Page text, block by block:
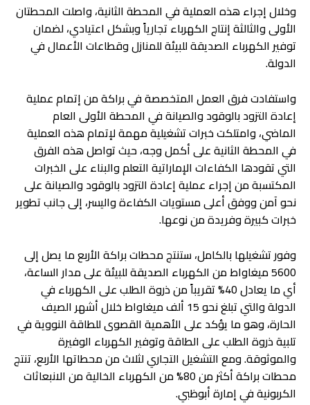
وخلال إجراء هذه العملية في المحطة الثانية، واصلت المحطتان
الأولى والثالثة إنتاج الكهرباء تجارياً وبشكل اعتيادي، لضمان
توفير الكهرباء الصديقة للبيئة للمنازل وقطاعات الأعمال في
الدولة.
واستفادت فرق العمل المتخصصة في براكة من إتمام عملية
إعادة التزود بالوقود والصيانة في المحطة الأولى العام
الماضي، وامتلكت خبرات تشغيلية مهمة لإتمام هذه العملية
في المحطة الثانية على أكمل وجه، حيث تواصل هذه الفرق
التي تقودها الكفاءات الإماراتية التعلم والبناء على الخبرات
المكتسبة من إجراء عملية إعادة التزود بالوقود والصيانة على
نحو آمن ووفق أعلى مستويات الكفاءة واليسر، إلى جانب تطوير
خبرات كبيرة وفريدة من نوعها.
وفور تشغيلها بالكامل، ستنتج محطات براكة الأربع ما يصل إلى
5600 ميغاواط من الكهرباء الصديقة للبيئة على مدار الساعة،
أي ما يعادل 40% تقريباً من ذروة الطلب على الكهرباء في
الدولة والتي تبلغ نحو 15 ألف ميغاواط خلال أشهر الصيف
الحارة، وهو ما يؤكد على الأهمية القصوى للطاقة النووية في
تلبية ذروة الطلب على الطاقة وتوفير الكهرباء الوفيرة
والموثوقة. ومع التشغيل التجاري لثلاث من محطاتها الأربع، تنتج
محطات براكة أكثر من 80% من الكهرباء الخالية من الانبعاثات
الكربونية في إمارة أبوظبي.